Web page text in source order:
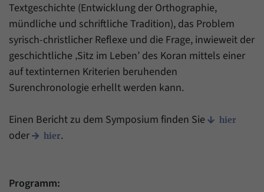
Textgeschichte (Entwicklung der Orthographie,
mündliche und schriftliche Tradition), das Problem
syrisch-christlicher Reflexe und die Frage, inwieweit der
geschichtliche ‚Sitz im Leben’ des Koran mittels einer
auf textinternen Kriterien beruhenden
Surenchronologie erhellt werden kann.
Einen Bericht zu dem Symposium finden Sie hier
oder hier.
Programm: